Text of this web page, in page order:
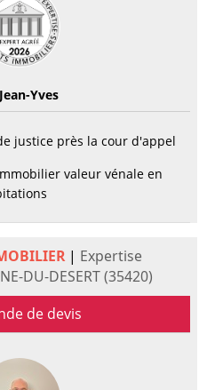
Yves
justice près la cour d'appel
valeur vénale en
| Expertise
DU-DESERT (35420)
de devis